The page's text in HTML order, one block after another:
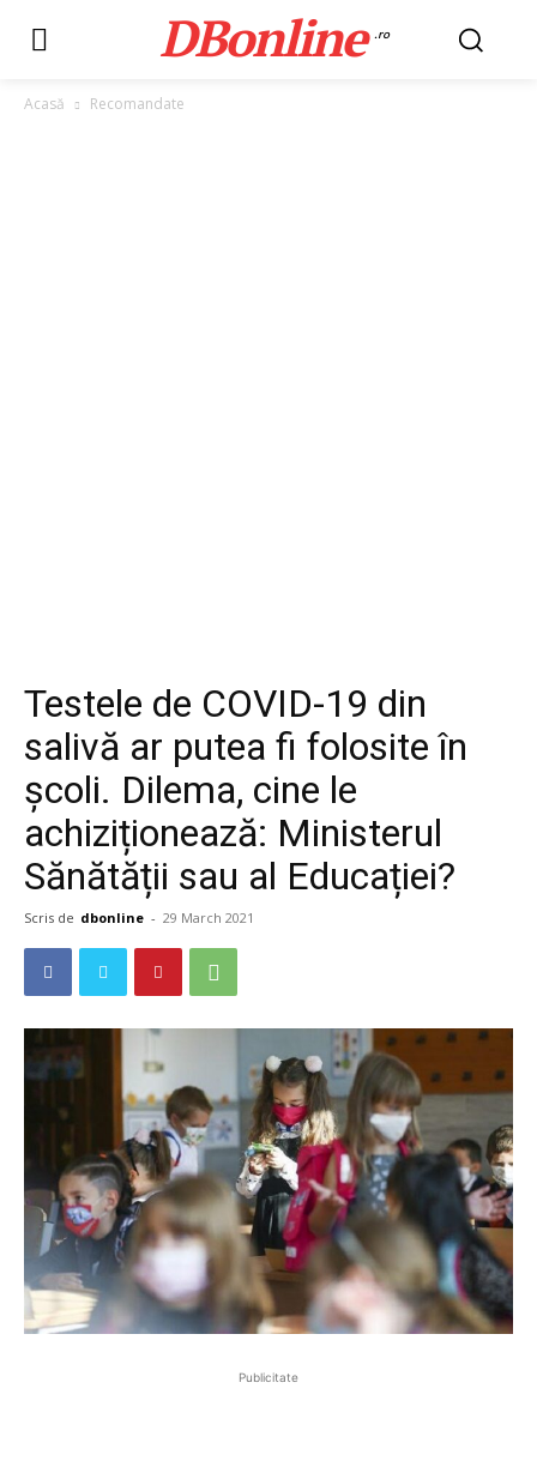
DBonline .ro
Acasă Recomandate
Testele de COVID-19 din
salivă ar putea fi folosite în
școli. Dilema, cine le
achiziționează: Ministerul
Sănătății sau al Educației?
Scris de dbonline - 29 March 2021
Publicitate